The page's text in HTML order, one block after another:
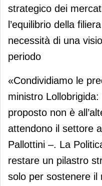
strategico dei
l’equilibrio della
necessità di una
periodo
«Condividiamo le
ministro
proposto non è
attendono il settore
Pallottini –. La
restare un pilastro
solo per sostenere il